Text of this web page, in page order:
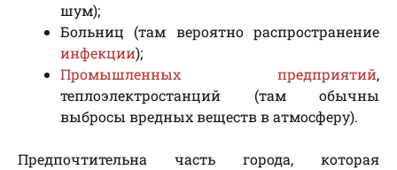
шум);
Больниц (там вероятно распространение
инфекции);
Промышленных предприятий,
теплоэлектростанций (там обычны
выбросы вредных веществ в атмосферу).
Предпочтительна часть города, которая